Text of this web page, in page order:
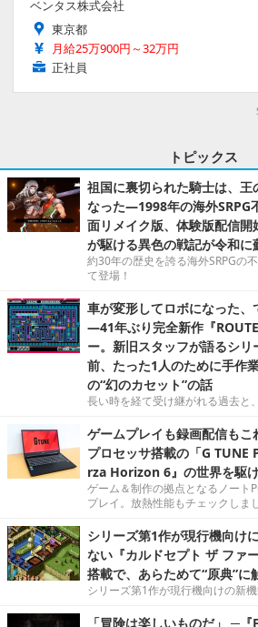
ベンタス株式会社
東京都
月給25万900円～32万円
正社員
トピックス
祖国に裏切られた騎士は、
なった―1998年の海外SRPG
面リメイク版、体験版配信
が駆ける異色の戦記が令和に
約30年の歴史を誇る海外SRPGの
て登場！
車が変形してロボになった
―41年ぶり完全新作『
ー。新旧スタッフが語るシ
前、たった1人のために手作
の“幻のカセット”の話
長い時を経て受け継がれる過去と
ゲームプレイも録画配信も
プロセッサ搭載の「G TUNE
rza Horizon 6』の世界を駆
ゲーム＆制作の拠点となるノート
プレイ。放熱性能もチェックしま
シリーズ第1作が現行機向け
ない『カルドセプト ザ ファ
搭載で、あらためて“原典”に
シリーズ第1作が現行機向けの新
「冒険は楽しいものだ」 ─